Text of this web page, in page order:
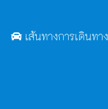
เส้นทางการเดินทาง